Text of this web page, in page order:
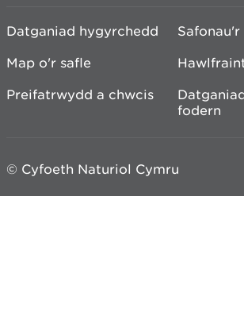
Datganiad hygyrchedd
Map o'r safle
Preifatrwydd a chwcis
fodern
© Cyfoeth Naturiol Cymru